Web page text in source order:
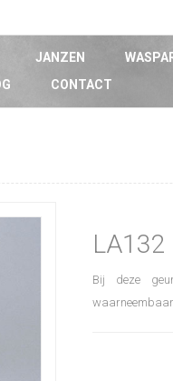
JANZEN
CONTACT
LA132
Bij deze